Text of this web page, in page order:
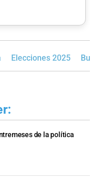
Elecciones 2025
de la política